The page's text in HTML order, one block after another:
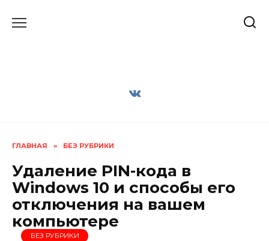
ГЛАВНАЯ » БЕЗ РУБРИКИ
Удаление PIN-кода в
Windows 10 и способы его
отключения на вашем
компьютере
БЕЗ РУБРИКИ